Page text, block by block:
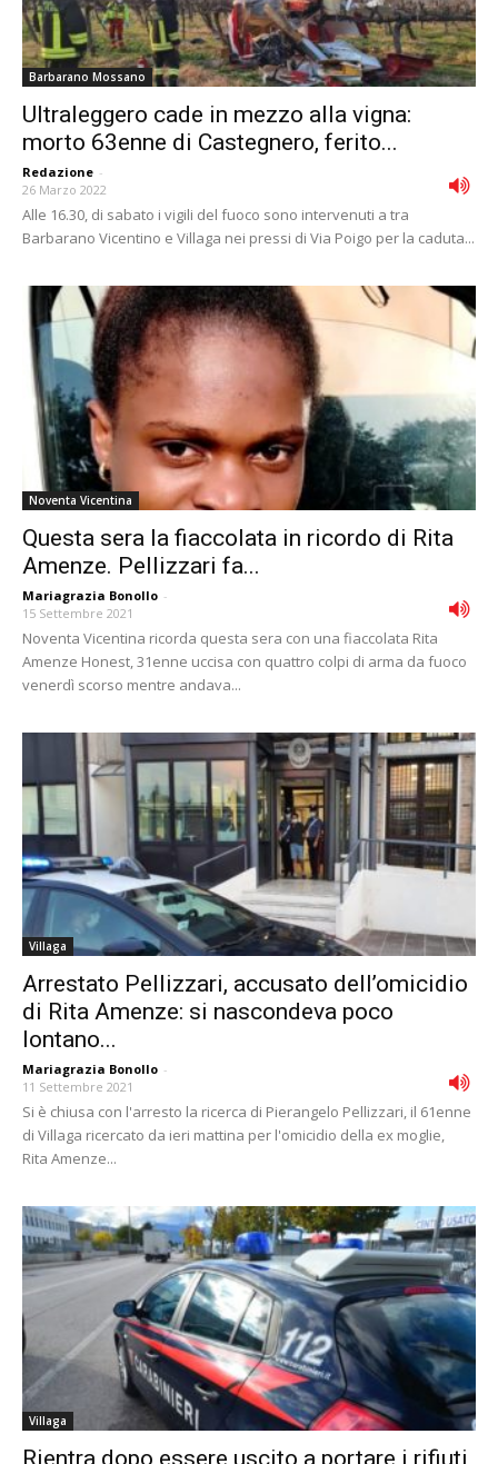
Barbarano Mossano
Ultraleggero cade in mezzo alla vigna:
morto 63enne di Castegnero, ferito...
Redazione -
26 Marzo 2022
Alle 16.30, di sabato i vigili del fuoco sono intervenuti a tra
Barbarano Vicentino e Villaga nei pressi di Via Poigo per la caduta...
Noventa Vicentina
Questa sera la fiaccolata in ricordo di Rita
Amenze. Pellizzari fa...
Mariagrazia Bonollo -
15 Settembre 2021
Noventa Vicentina ricorda questa sera con una fiaccolata Rita
Amenze Honest, 31enne uccisa con quattro colpi di arma da fuoco
venerdì scorso mentre andava...
Villaga
Arrestato Pellizzari, accusato dell’omicidio
di Rita Amenze: si nascondeva poco
lontano...
Mariagrazia Bonollo -
11 Settembre 2021
Si è chiusa con l'arresto la ricerca di Pierangelo Pellizzari, il 61enne
di Villaga ricercato da ieri mattina per l'omicidio della ex moglie,
Rita Amenze...
Villaga
Rientra dopo essere uscito a portare i rifiuti